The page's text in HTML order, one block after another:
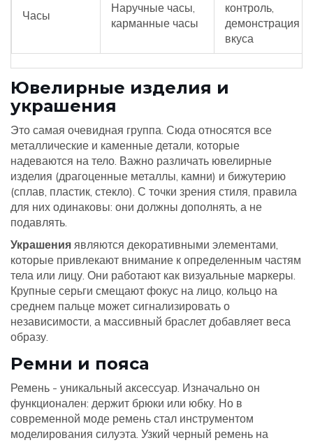
Часы
Наручные часы,
карманные часы
контроль,
демонстрация
вкуса
Ювелирные изделия и
украшения
Это самая очевидная группа. Сюда относятся все
металлические и каменные детали, которые
надеваются на тело. Важно различать ювелирные
изделия (драгоценные металлы, камни) и бижутерию
(сплав, пластик, стекло). С точки зрения стиля, правила
для них одинаковы: они должны дополнять, а не
подавлять.
Украшения являются декоративными элементами,
которые привлекают внимание к определенным частям
тела или лицу. Они работают как визуальные маркеры.
Крупные серьги смещают фокус на лицо, кольцо на
среднем пальце может сигнализировать о
независимости, а массивный браслет добавляет веса
образу.
Ремни и пояса
Ремень - уникальный аксессуар. Изначально он
функционален: держит брюки или юбку. Но в
современной моде ремень стал инструментом
моделирования силуэта. Узкий черный ремень на